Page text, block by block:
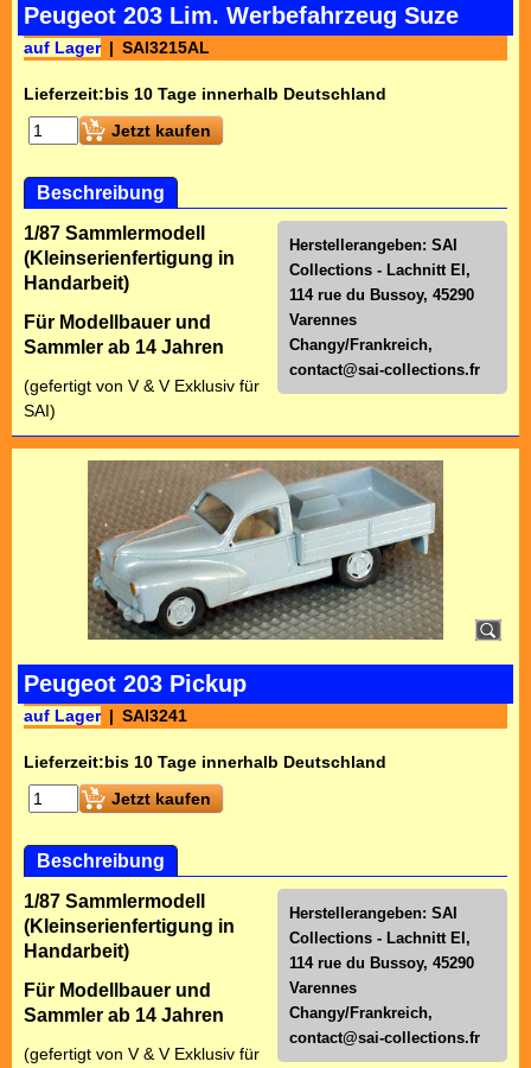
Peugeot 203 Lim. Werbefahrzeug Suze
auf Lager SAI3215AL
Lieferzeit:bis 10 Tage innerhalb Deutschland
Jetzt kaufen
Beschreibung
Herstellerangeben: SAI
Collections - Lachnitt El,
114 rue du Bussoy, 45290
Varennes
Changy/Frankreich,
contact@sai-collections.fr
1/87 Sammlermodell
(Kleinserienfertigung in
Handarbeit)
Für Modellbauer und
Sammler ab 14 Jahren
(gefertigt von V & V Exklusiv für
SAI)
Peugeot 203 Pickup
auf Lager SAI3241
Lieferzeit:bis 10 Tage innerhalb Deutschland
Jetzt kaufen
Beschreibung
Herstellerangeben: SAI
Collections - Lachnitt El,
114 rue du Bussoy, 45290
Varennes
Changy/Frankreich,
contact@sai-collections.fr
1/87 Sammlermodell
(Kleinserienfertigung in
Handarbeit)
Für Modellbauer und
Sammler ab 14 Jahren
(gefertigt von V & V Exklusiv für